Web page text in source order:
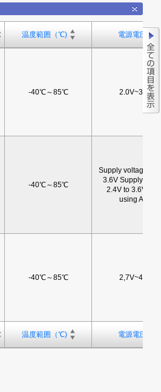
温度範囲（℃) 電源電圧
-40℃～85℃ 2.0V~3.6V
-40℃～85℃
Supply voltage:
3.6V Supply
2.4V to 3.6V
using ADC
-40℃～85℃ 2,7V~4.4V
温度範囲（℃) 電源電圧